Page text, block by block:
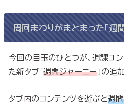
周回まわりがまとまった「週
今回の目玉のひとつが、週課コ
た新タブ「週間ジャーニー」の追
タブ内のコンテンツを遊ぶと週